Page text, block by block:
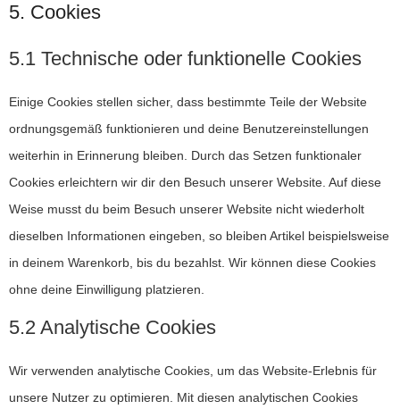
5. Cookies
5.1 Technische oder funktionelle Cookies
Einige Cookies stellen sicher, dass bestimmte Teile der Website
ordnungsgemäß funktionieren und deine Benutzereinstellungen
weiterhin in Erinnerung bleiben. Durch das Setzen funktionaler
Cookies erleichtern wir dir den Besuch unserer Website. Auf diese
Weise musst du beim Besuch unserer Website nicht wiederholt
dieselben Informationen eingeben, so bleiben Artikel beispielsweise
in deinem Warenkorb, bis du bezahlst. Wir können diese Cookies
ohne deine Einwilligung platzieren.
5.2 Analytische Cookies
Wir verwenden analytische Cookies, um das Website-Erlebnis für
unsere Nutzer zu optimieren. Mit diesen analytischen Cookies